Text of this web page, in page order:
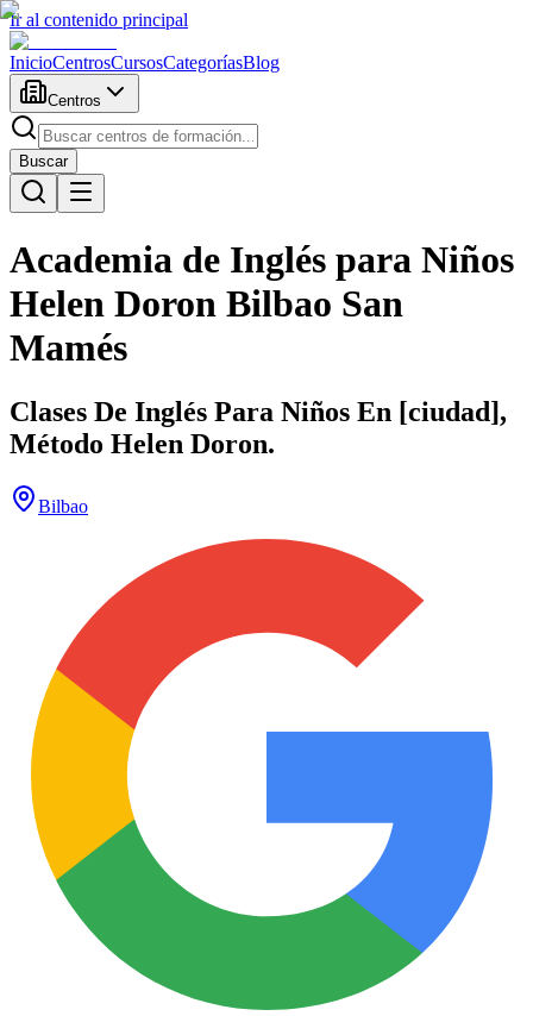
Ir al contenido principal
InicioCentrosCursosCategoríasBlog
Centros
Buscar
Academia de Inglés para Niños
Helen Doron Bilbao San
Mamés
Clases De Inglés Para Niños En [ciudad],
Método Helen Doron.
Bilbao